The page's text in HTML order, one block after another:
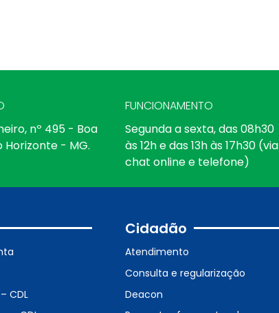
nº 495 - Boa
Horizonte - MG.
FUNCIONAMENTO
Segunda a sexta, das 08h30
às 12h e das 13h às 17h30 (via
chat online e telefone)
CDL
Cidadão
Atendimento
Consulta e regularização
Deacon